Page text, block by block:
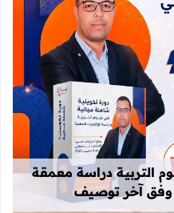
قراءة المزيد عن دورة تكوينية
التربية دراسة معمقة
وفق آخر توصيف